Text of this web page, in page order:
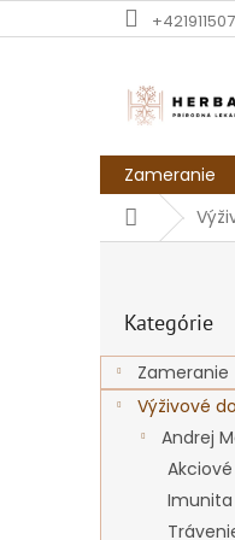
na
Zameranie
Domov
ý
p
kategórie
Kategórie
Zameranie
Výživové
Andrej
Imunita